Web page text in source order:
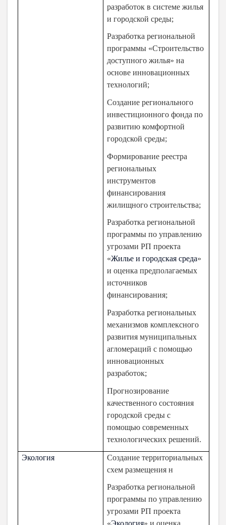
разработок в системе жилья
и городской среды;
Разработка региональной
программы «Строительство
доступного жилья» на
основе инновационных
технологий;
Создание регионального
инвестиционного фонда по
развитию комфортной
городской среды;
Формирование реестра
региональных
инструментов
финансирования
жилищного строительства;
Разработка региональной
программы по управлению
угрозами РП проекта
«Жилье и городская среда»
и оценка предполагаемых
источников
финансирования;
Разработка региональных
механизмов комплексного
развития муниципальных
агломераций с помощью
инновационных
разработок;
Прогнозирование
качественного состояния
городской среды с
помощью современных
технологических решений.
Экология
Создание территориальных
схем размещения н
Разработка региональной
программы по управлению
угрозами РП проекта